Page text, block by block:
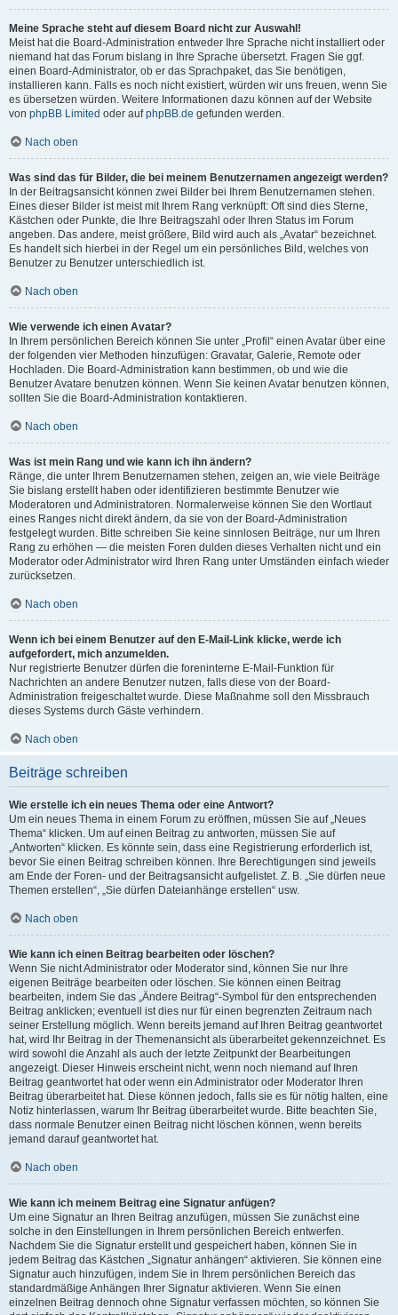
Meine Sprache steht auf diesem Board nicht zur Auswahl!
Meist hat die Board-Administration entweder Ihre Sprache nicht installiert oder
niemand hat das Forum bislang in Ihre Sprache übersetzt. Fragen Sie ggf.
einen Board-Administrator, ob er das Sprachpaket, das Sie benötigen,
installieren kann. Falls es noch nicht existiert, würden wir uns freuen, wenn Sie
es übersetzen würden. Weitere Informationen dazu können auf der Website
von phpBB Limited oder aufphpBB.de gefunden werden.
Nach oben
Was sind das für Bilder, die bei meinem Benutzernamen angezeigt werden?
In der Beitragsansicht können zwei Bilder bei Ihrem Benutzernamen stehen.
Eines dieser Bilder ist meist mit Ihrem Rang verknüpft: Oft sind dies Sterne,
Kästchen oder Punkte, die Ihre Beitragszahl oder Ihren Status im Forum
angeben. Das andere, meist größere, Bild wird auch als „Avatar“ bezeichnet.
Es handelt sich hierbei in der Regel um ein persönliches Bild, welches von
Benutzer zu Benutzer unterschiedlich ist.
Nach oben
Wie verwende ich einen Avatar?
In Ihrem persönlichen Bereich können Sie unter „Profil“ einen Avatar über eine
der folgenden vier Methoden hinzufügen: Gravatar, Galerie, Remote oder
Hochladen. Die Board-Administration kann bestimmen, ob und wie die
Benutzer Avatare benutzen können. Wenn Sie keinen Avatar benutzen können,
sollten Sie die Board-Administration kontaktieren.
Nach oben
Was ist mein Rang und wie kann ich ihn ändern?
Ränge, die unter Ihrem Benutzernamen stehen, zeigen an, wie viele Beiträge
Sie bislang erstellt haben oder identifizieren bestimmte Benutzer wie
Moderatoren und Administratoren. Normalerweise können Sie den Wortlaut
eines Ranges nicht direkt ändern, da sie von der Board-Administration
festgelegt wurden. Bitte schreiben Sie keine sinnlosen Beiträge, nur um Ihren
Rang zu erhöhen — die meisten Foren dulden dieses Verhalten nicht und ein
Moderator oder Administrator wird Ihren Rang unter Umständen einfach wieder
zurücksetzen.
Nach oben
Wenn ich bei einem Benutzer auf den E-Mail-Link klicke, werde ich
aufgefordert, mich anzumelden.
Nur registrierte Benutzer dürfen die foreninterne E-Mail-Funktion für
Nachrichten an andere Benutzer nutzen, falls diese von der Board-
Administration freigeschaltet wurde. Diese Maßnahme soll den Missbrauch
dieses Systems durch Gäste verhindern.
Nach oben
Beiträge schreiben
Wie erstelle ich ein neues Thema oder eine Antwort?
Um ein neues Thema in einem Forum zu eröffnen, müssen Sie auf „Neues
Thema“ klicken. Um auf einen Beitrag zu antworten, müssen Sie auf
„Antworten“ klicken. Es könnte sein, dass eine Registrierung erforderlich ist,
bevor Sie einen Beitrag schreiben können. Ihre Berechtigungen sind jeweils
am Ende der Foren- und der Beitragsansicht aufgelistet. Z. B. „Sie dürfen neue
Themen erstellen“, „Sie dürfen Dateianhänge erstellen“ usw.
Nach oben
Wie kann ich einen Beitrag bearbeiten oder löschen?
Wenn Sie nicht Administrator oder Moderator sind, können Sie nur Ihre
eigenen Beiträge bearbeiten oder löschen. Sie können einen Beitrag
bearbeiten, indem Sie das „Ändere Beitrag“-Symbol für den entsprechenden
Beitrag anklicken; eventuell ist dies nur für einen begrenzten Zeitraum nach
seiner Erstellung möglich. Wenn bereits jemand auf Ihren Beitrag geantwortet
hat, wird Ihr Beitrag in der Themenansicht als überarbeitet gekennzeichnet. Es
wird sowohl die Anzahl als auch der letzte Zeitpunkt der Bearbeitungen
angezeigt. Dieser Hinweis erscheint nicht, wenn noch niemand auf Ihren
Beitrag geantwortet hat oder wenn ein Administrator oder Moderator Ihren
Beitrag überarbeitet hat. Diese können jedoch, falls sie es für nötig halten, eine
Notiz hinterlassen, warum Ihr Beitrag überarbeitet wurde. Bitte beachten Sie,
dass normale Benutzer einen Beitrag nicht löschen können, wenn bereits
jemand darauf geantwortet hat.
Nach oben
Wie kann ich meinem Beitrag eine Signatur anfügen?
Um eine Signatur an Ihren Beitrag anzufügen, müssen Sie zunächst eine
solche in den Einstellungen in Ihrem persönlichen Bereich entwerfen.
Nachdem Sie die Signatur erstellt und gespeichert haben, können Sie in
jedem Beitrag das Kästchen „Signatur anhängen“ aktivieren. Sie können eine
Signatur auch hinzufügen, indem Sie in Ihrem persönlichen Bereich das
standardmäßige Anhängen Ihrer Signatur aktivieren. Wenn Sie einen
einzelnen Beitrag dennoch ohne Signatur verfassen möchten, so können Sie